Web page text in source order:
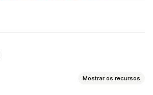
Mostrar os recursos